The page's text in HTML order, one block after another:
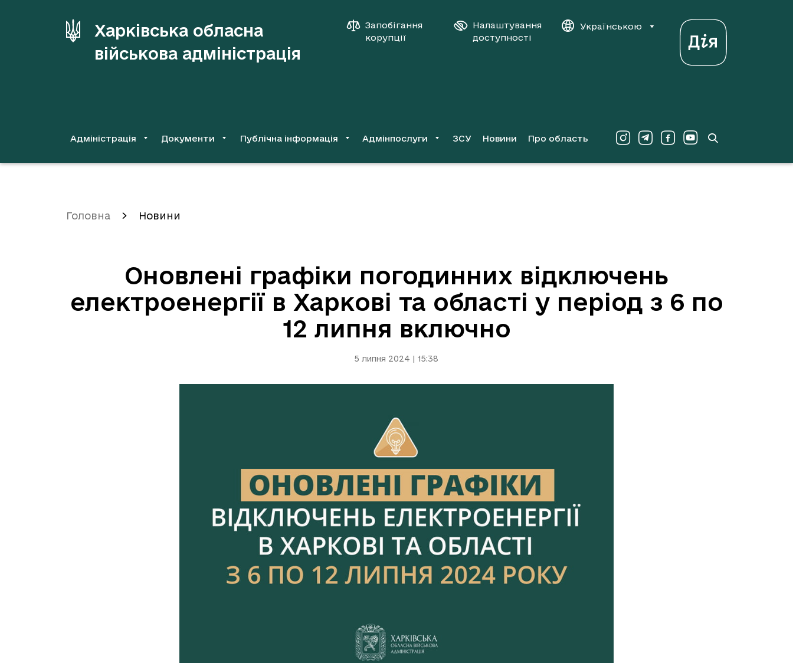
Харківська обласна
військова адміністрація
Запобігання
корупції
Налаштування
доступності
Українською
Адміністрація Документи Публічна інформація Адмінпослуги ЗСУ Новини Про область
Головна Новини
Оновлені графіки погодинних відключень
електроенергії в Харкові та області у період з 6 по
12 липня включно
5 липня 2024 | 15:38